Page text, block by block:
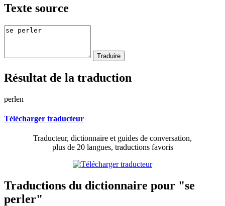
Texte source
Résultat de la traduction
perlen
Télécharger traducteur
Traducteur, dictionnaire et guides de conversation,
plus de 20 langues, traductions favoris
Traductions du dictionnaire pour "se
perler"